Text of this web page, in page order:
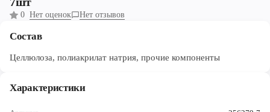
Котлас
Новодвинск
Рыбинск
Северодвинск
0 Нет оценок Нет отзывов
Состав
Целлюлоза, полиакрилат натрия, прочие компоненты
Характеристики